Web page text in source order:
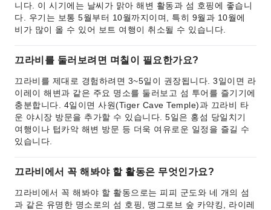
니다. 이 시기에는 날씨가 맑아 해변 활동과 섬 호핑에 좋습니
다. 우기는 보통 5월부터 10월까지이며, 특히 9월과 10월에
비가 많이 올 수 있어 보트 여행이 취소될 수 있습니다.
끄라비를 둘러보려면 며칠이 필요한가요?
끄라비를 제대로 경험하려면 3~5일이 권장됩니다. 3일이면 라
이레이 해변과 같은 주요 명소를 둘러보고 섬 투어를 즐기기에
충분합니다. 4일이면 사원(Tiger Cave Temple)과 끄라비 타
운 야시장 방문을 추가할 수 있습니다. 5일은 홍섬 당일치기
여행이나 텁카악 해변 방문 등 더욱 여유로운 일정을 즐길 수
있습니다.
끄라비에서 꼭 해봐야 할 활동은 무엇인가요?
끄라비에서 꼭 해봐야 할 활동으로는 피피 군도와 네 개의 섬
과 같은 유명한 명소로의 섬 호핑, 맹그로브 숲 카약킹, 라이레